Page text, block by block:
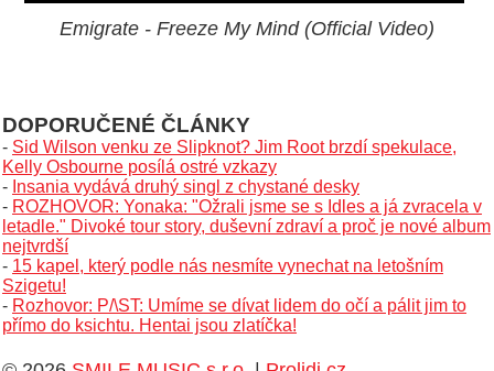
Emigrate - Freeze My Mind (Official Video)
DOPORUČENÉ ČLÁNKY
- Sid Wilson venku ze Slipknot? Jim Root brzdí spekulace,
Kelly Osbourne posílá ostré vzkazy
- Insania vydává druhý singl z chystané desky
- ROZHOVOR: Yonaka: "Ožrali jsme se s Idles a já zvracela v
letadle." Divoké tour story, duševní zdraví a proč je nové album
nejtvrdší
- 15 kapel, který podle nás nesmíte vynechat na letošním
Szigetu!
- Rozhovor: P/\ST: Umíme se dívat lidem do očí a pálit jim to
přímo do ksichtu. Hentai jsou zlatíčka!